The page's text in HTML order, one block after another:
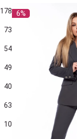
178
73
54
49
40
63
10
6%